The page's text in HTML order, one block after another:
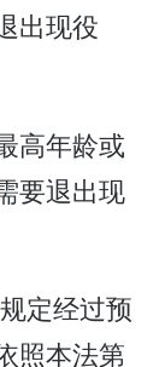
出现役
高年龄或
要退出现
定经过预
照本法第